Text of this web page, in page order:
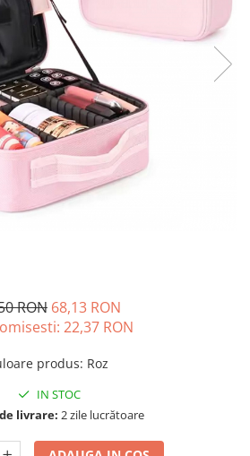
RON 68,13 RON
22,37 RON
produs: Roz
IN STOC
livrare: 2 zile lucrătoare